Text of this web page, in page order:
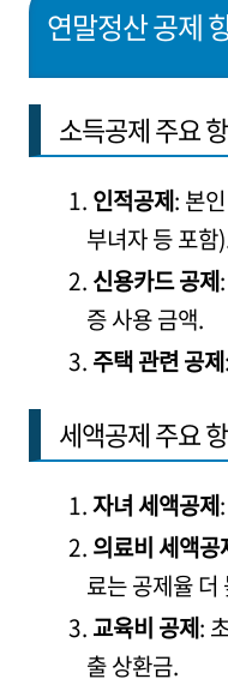
연말정산 공제
소득공제 주요
인적공제: 본
부녀자 등 포함
신용카드 공제
증 사용 금액.
주택 관련 공제
세액공제 주요
자녀 세액공제
의료비 세액공
료는 공제율 더
교육비 공제:
출 상환금.